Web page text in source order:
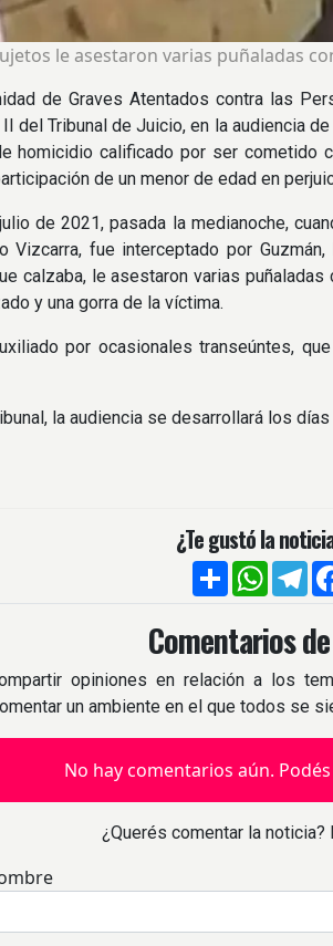
le asestaron varias puñaladas
de Graves Atentados contra las
del Tribunal de Juicio, en la audiencia
homicidio calificado por ser cometido
de un menor de edad en
de 2021, pasada la medianoche,
Vizcarra, fue interceptado por
calzaba, le asestaron varias
y una gorra de la víctima.
por ocasionales transeúntes,
la audiencia se desarrollará los
¿Te gustó la
Compartir
Comentarios
opiniones en relación a los
un ambiente en el que todos se
No hay comentarios aún.
¿Querés comentar la